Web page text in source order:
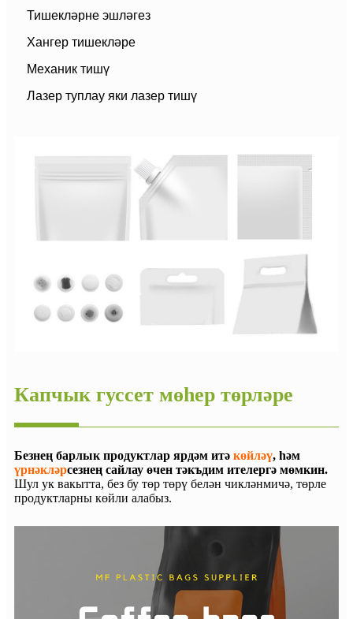
Тишекләрне эшләгез
Хангер тишекләре
Механик тишү
Лазер туплау яки лазер тишү
Капчык гуссет мөһер төрләре
Безнең барлык продуктлар ярдәм итә көйләү, һәм
үрнәкләрсезнең сайлау өчен тәкъдим ителергә мөмкин.
Шул ук вакытта, без бу төр төрү белән чикләнмичә, төрле
продуктларны көйли алабыз.